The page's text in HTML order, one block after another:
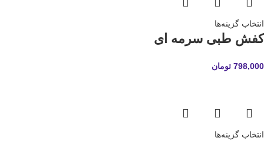
انتخاب گزینه‌ها
کفش طبی سرمه ای
798,000 تومان
انتخاب گزینه‌ها